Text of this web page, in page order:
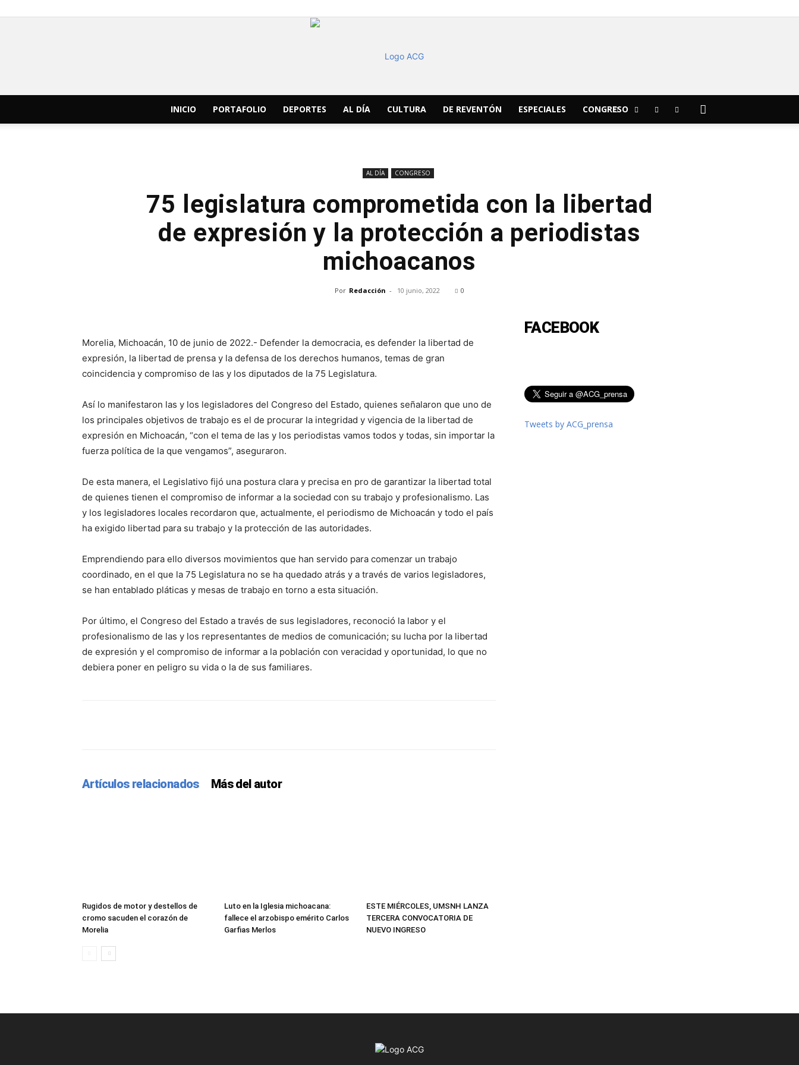
Noticias
INICIO PORTAFOLIO DEPORTES AL DÍA CULTURA DE REVENTÓN ESPECIALES CONGRESO
AL DÍA CONGRESO
75 legislatura comprometida con la libertad
de expresión y la protección a periodistas
michoacanos
Por Redacción - 10 junio, 2022 0
Morelia, Michoacán, 10 de junio de 2022.- Defender la democracia, es defender la libertad de
expresión, la libertad de prensa y la defensa de los derechos humanos, temas de gran
coincidencia y compromiso de las y los diputados de la 75 Legislatura.
Así lo manifestaron las y los legisladores del Congreso del Estado, quienes señalaron que uno de
los principales objetivos de trabajo es el de procurar la integridad y vigencia de la libertad de
expresión en Michoacán, “con el tema de las y los periodistas vamos todos y todas, sin importar la
fuerza política de la que vengamos”, aseguraron.
De esta manera, el Legislativo fijó una postura clara y precisa en pro de garantizar la libertad total
de quienes tienen el compromiso de informar a la sociedad con su trabajo y profesionalismo. Las
y los legisladores locales recordaron que, actualmente, el periodismo de Michoacán y todo el país
ha exigido libertad para su trabajo y la protección de las autoridades.
Emprendiendo para ello diversos movimientos que han servido para comenzar un trabajo
coordinado, en el que la 75 Legislatura no se ha quedado atrás y a través de varios legisladores,
se han entablado pláticas y mesas de trabajo en torno a esta situación.
Por último, el Congreso del Estado a través de sus legisladores, reconoció la labor y el
profesionalismo de las y los representantes de medios de comunicación; su lucha por la libertad
de expresión y el compromiso de informar a la población con veracidad y oportunidad, lo que no
debiera poner en peligro su vida o la de sus familiares.
Artículos relacionados Más del autor
Rugidos de motor y destellos de
cromo sacuden el corazón de
Morelia
Luto en la Iglesia michoacana:
fallece el arzobispo emérito Carlos
Garfias Merlos
ESTE MIÉRCOLES, UMSNH LANZA
TERCERA CONVOCATORIA DE
NUEVO INGRESO
FACEBOOK
Tweets by ACG_prensa